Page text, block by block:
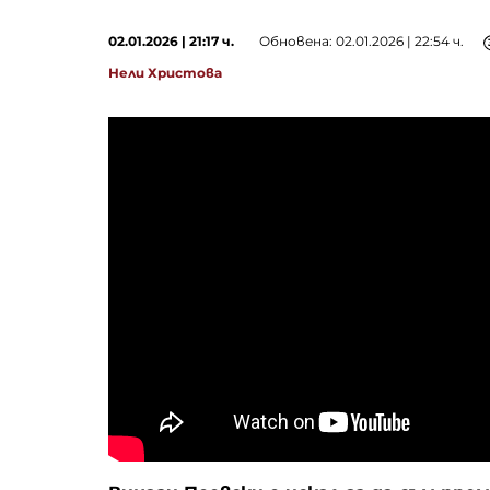
02.01.2026 | 21:17 ч. Обновена: 02.01.2026 | 22:54 ч.
Нели Христова